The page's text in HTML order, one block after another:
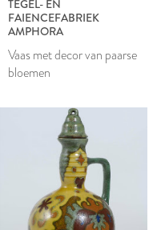
TEGEL- EN
FAIENCEFABRIEK
AMPHORA
Vaas met decor van paarse
bloemen